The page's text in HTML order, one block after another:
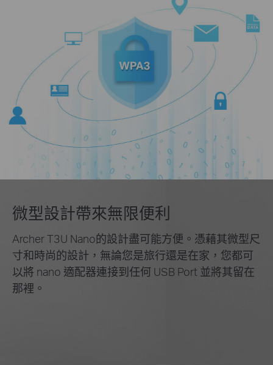
微型設計帶來無限便利
Archer T3U Nano的設計盡可能方便。憑藉其微型尺
寸和時尚的設計，無論您是旅行還是在家，您都可
以將 nano 適配器連接到任何 USB Port 並將其留在
那裡。